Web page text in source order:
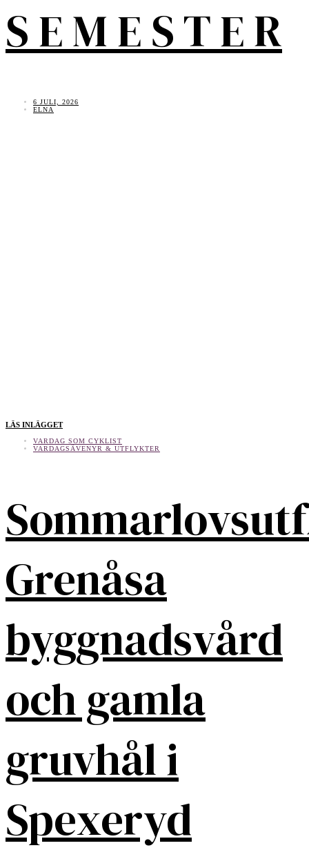
S E M E S T E R
6 JULI, 2026
ELNA
LÄS INLÄGGET
VARDAG SOM CYKLIST
VARDAGSÄVENYR & UTFLYKTER
Grenåsa
byggnadsvård
och gamla
gruvhål i
Spexeryd